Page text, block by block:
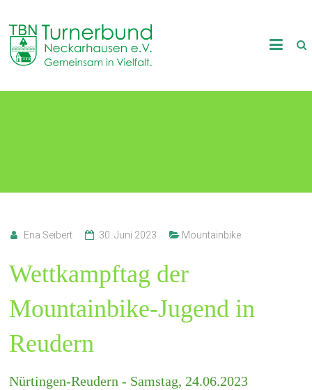
content
TB
Neckarhausen
Ena Seibert 30. Juni 2023 Mountainbike
Wettkampftag der
Mountainbike-Jugend in
Reudern
Nürtingen-Reudern - Samstag, 24.06.2023